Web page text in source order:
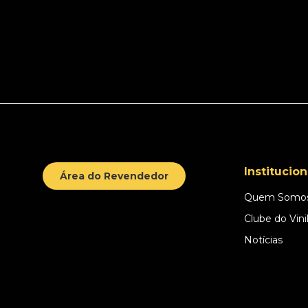
Área do Revendedor
Quem
Clube do
Notícias